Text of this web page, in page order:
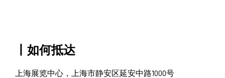
丨如何抵达
上海展览中心，上海市静安区延安中路1000号